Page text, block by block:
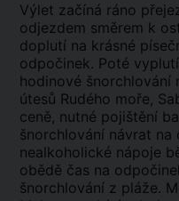
Výlet začíná ráno
odjezdem směrem k
doplutí na krásné
odpočinek. Poté
hodinové šnorchlování
útesů Rudého moře,
ceně, nutné pojištění
šnorchlování návrat
nealkoholické nápoje
obědě čas na
šnorchlování z pláže.